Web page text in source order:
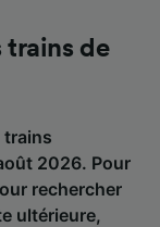
trains de
trains
2026. Pour
rechercher
ultérieure,